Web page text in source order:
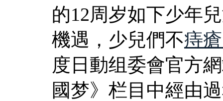
的12周岁如下少年
機遇，少兒們不痔
度日動组委會官方
國梦》栏目中經由